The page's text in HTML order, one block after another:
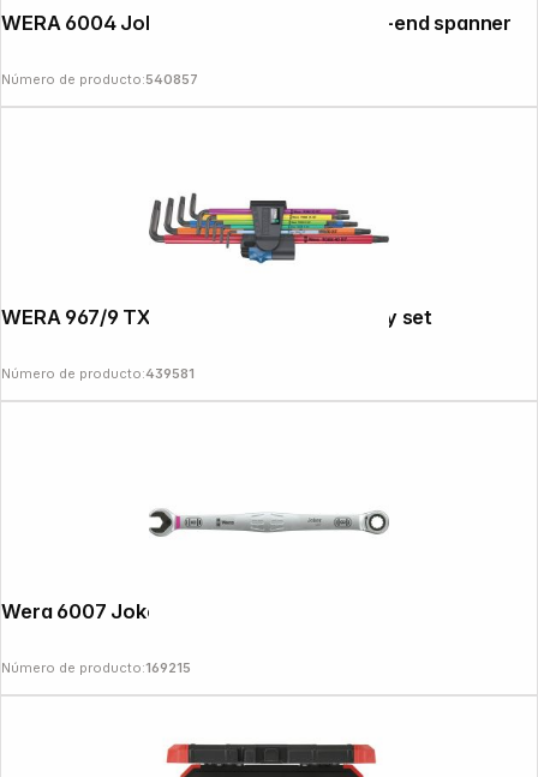
WERA 6004 Joker S Self-adjusting open-end spanner
Número de producto:540857
WERA 967/9 TX XL Multicolour HF 1 L-key set
Número de producto:439581
Wera 6007 Joker 8
Número de producto:169215